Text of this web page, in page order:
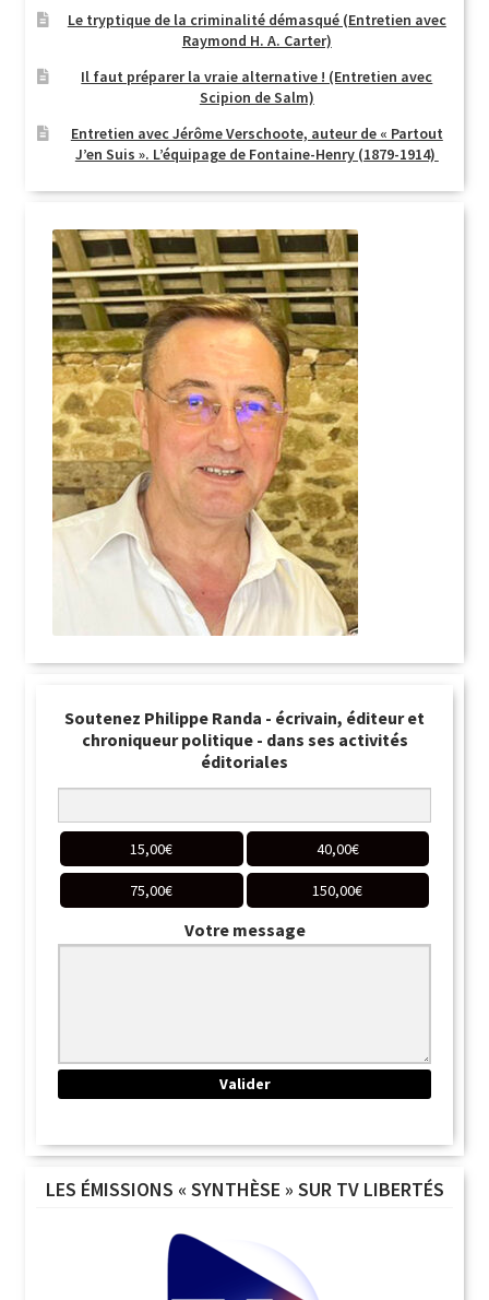
Le tryptique de la criminalité démasqué (Entretien avec
Raymond H. A. Carter)
Il faut préparer la vraie alternative ! (Entretien avec
Scipion de Salm)
Entretien avec Jérôme Verschoote, auteur de « Partout
J’en Suis ». L’équipage de Fontaine-Henry (1879-1914)
Soutenez Philippe Randa - écrivain, éditeur et
chroniqueur politique - dans ses activités
éditoriales
15,00€ 40,00€
75,00€ 150,00€
Votre message
LES ÉMISSIONS « SYNTHÈSE » SUR TV LIBERTÉS